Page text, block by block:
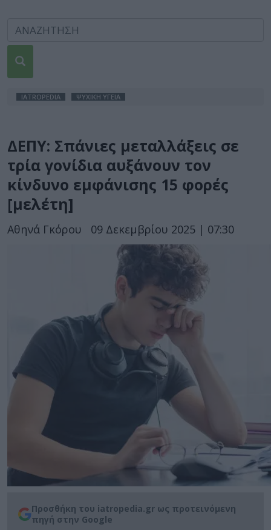
IATROPEDIA ΨΥΧΙΚΗ ΥΓΕΙΑ
ΔΕΠΥ: Σπάνιες μεταλλάξεις σε
τρία γονίδια αυξάνουν τον
κίνδυνο εμφάνισης 15 φορές
[μελέτη]
Αθηνά Γκόρου 09 Δεκεμβρίου 2025 | 07:30
Προσθήκη του iatropedia.gr ως προτεινόμενη
πηγή στην Google